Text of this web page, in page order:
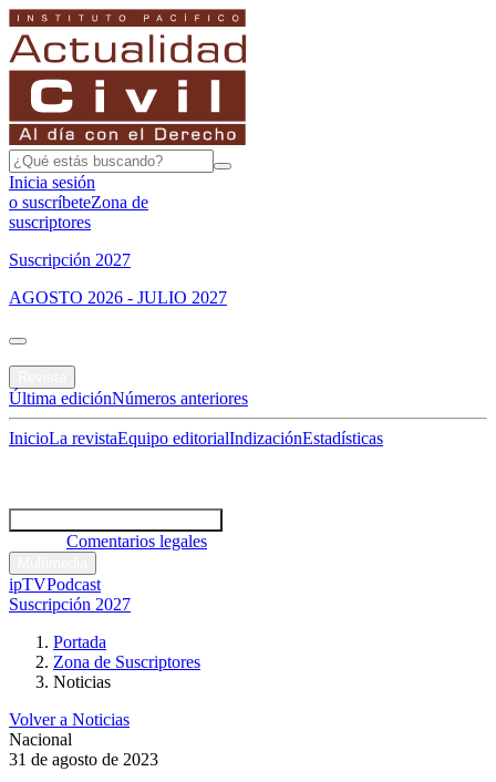
Inicia sesión
o suscríbeteZona de
suscriptores
Suscripción 2027
AGOSTO 2026 - JULIO 2027
Última ediciónNúmeros anteriores
InicioLa revistaEquipo editorialIndizaciónEstadísticas
Comentarios legales
ipTVPodcast
Suscripción 2027
Portada
Zona de Suscriptores
Noticias
Volver a Noticias
Nacional
31 de agosto de 2023